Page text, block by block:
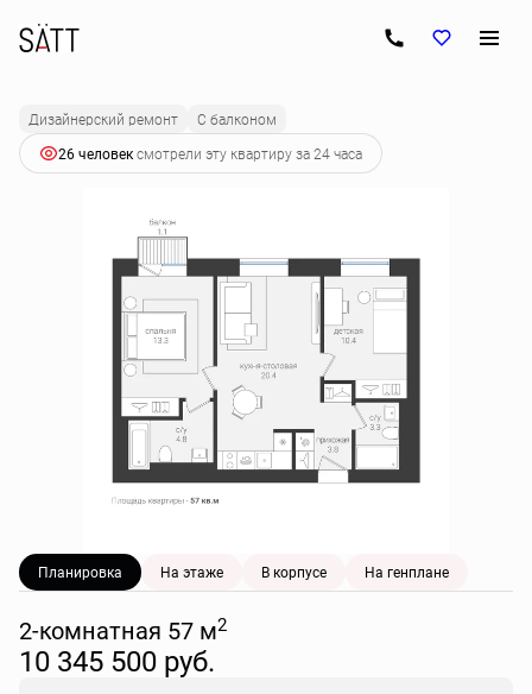
2-комнатная 10 345 500 руб.
Ипотека
Дизайнерский ремонт
С балконом
26 человексмотрели эту квартиру за 24 часа
Планировка На этаже В корпусе На генплане
2-комнатная 57 м2
10 345 500 руб.